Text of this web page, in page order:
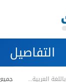
التفاصيل